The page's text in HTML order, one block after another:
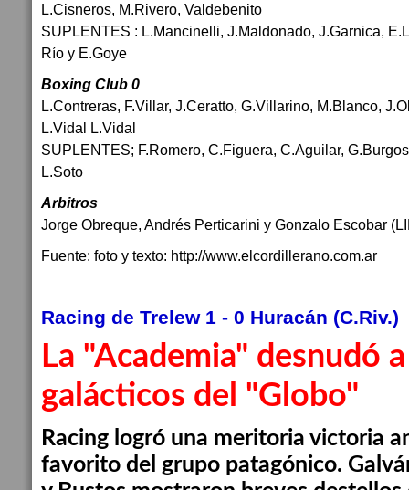
L.Cisneros, M.Rivero, Valdebenito
SUPLENTES : L.Mancinelli, J.Maldonado, J.Garnica,
Río y E.Goye
Boxing Club 0
L.Contreras, F.Villar, J.Ceratto, G.Villarino, M.Blanco,
L.Vidal L.Vidal
SUPLENTES; F.Romero, C.Figuera, C.Aguilar,
L.Soto
Arbitros
Jorge Obreque, Andrés Perticarini y Gonzalo Escobar
Fuente: foto y texto: http://www.elcordillerano.com.ar
Racing de Trelew 1 - 0 Huracán (C.Riv.)
La "Academia" desnudó
galácticos del "Globo"
Racing logró una meritoria victoria
favorito del grupo patagónico.